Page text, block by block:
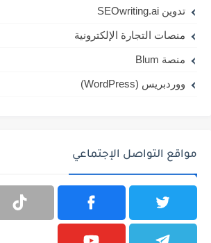
تدوين SEOwriting.ai
منصات التجارة الإلكترونية
منصة Blum
ووردبريس (WordPress)
مواقع التواصل الإجتماعي